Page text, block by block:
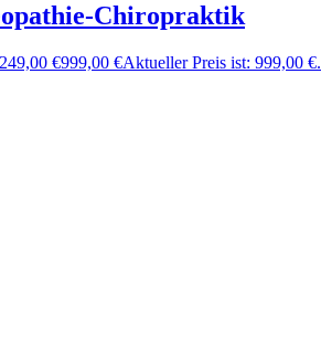
Chiropraktik
€999,00 €Aktueller Preis ist: 999,00 €.